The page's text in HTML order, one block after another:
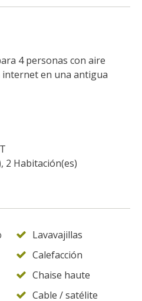
4 personas con aire
internet en una antigua
2 Habitación(es)
Lavavajillas
Calefacción
Chaise haute
Cable / satélite